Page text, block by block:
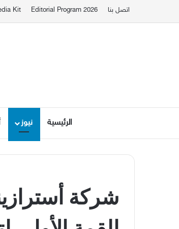
اتصل بنا Editorial Program 2026
Kit
الرئيسية نيوز
شركة